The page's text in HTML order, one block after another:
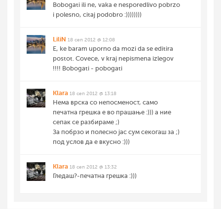
Bobogati ili ne, vaka e nesporedlivo pobrzo
i polesno, citaj podobro :))))))))
LiliN 18 сеп 2012 @ 12:08
E, ke baram uporno da mozi da se editira
postot. Covece, v kraj nepismena izlegov
!!!! Bobogati - pobogati
Klara 18 сеп 2012 @ 13:18
Нема врска со непосменост, само
печатна грешка е во прашање :))) а ние
сепак се разбираме ;)
За побрзо и полесно јас сум секогаш за ;)
под услов да е вкусно :)))
Klara 18 сеп 2012 @ 13:32
Гледаш?-печатна грешка :)))